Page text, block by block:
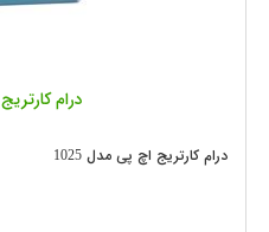
درام کارتریج 13A اچ پی
درام کارتریج اچ پی مدل 1025